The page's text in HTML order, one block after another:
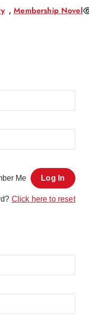
,Membership Novel
Me
Click here to reset